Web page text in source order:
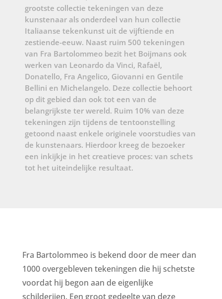
grootste collectie tekeningen van deze
kunstenaar als onderdeel van hun collectie
Italiaanse tekenkunst uit de vijftiende en
zestiende-eeuw. Naast ruim 500 tekeningen
van Fra Bartolommeo bezit het Boijmans ook
werken van Leonardo da Vinci, Rafaël,
Donatello, Fra Angelico, Giovanni en Gentile
Bellini en Michelangelo. Deze collectie behoort
op dit gebied dan ook tot een van de
belangrijkste ter wereld. Ruim 10% van deze
tekeningen zijn tijdens de tentoonstelling
getoond naast enkele originele voorstudies van
de kunstenaars. Hierdoor kreeg de bezoeker
een inkijkje in het creatieve proces: van schets
tot het uiteindelijke resultaat.
Fra Bartolommeo is bekend door de meer dan
1000 overgebleven tekeningen die hij schetste
voordat hij begon aan de eigenlijke
schilderijen. Een groot gedeelte van deze